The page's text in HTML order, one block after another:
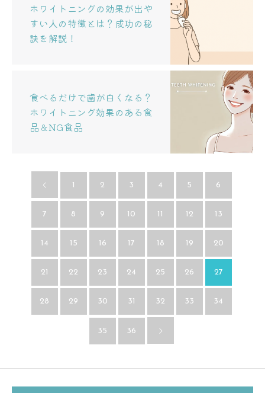
ホワイトニングの効果が出や
すい人の特徴とは？成功の秘
訣を解説！
食べるだけで歯が白くなる？
ホワイトニング効果のある食
品＆NG食品
1 2 3 4 5 6
7 8 9 10 11 12 13
14 15 16 17 18 19 20
21 22 23 24 25 26 27
28 29 30 31 32 33 34
35 36